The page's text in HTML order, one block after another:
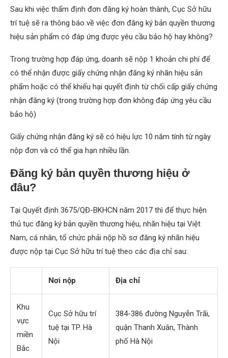
Sau khi việc thẩm định đơn đăng ký hoàn thành, Cục Sở hữu
trí tuệ sẽ ra thông báo về việc đơn đăng ký bản quyền thương
hiệu sản phẩm có đáp ứng được yêu cầu bảo hộ hay không?
Trong trường hợp đáp ứng, doanh sẽ nộp 1 khoản chi phí để
có thể nhận được giấy chứng nhận đăng ký nhãn hiệu sản
phẩm hoặc có thể khiếu hại quyết định từ chối cấp giấy chứng
nhận đăng ký (trong trường hợp đơn không đáp ứng yêu cầu
bảo hộ)
Giấy chứng nhận đăng ký sẽ có hiệu lực 10 năm tính từ ngày
nộp đơn và có thể gia hạn nhiều lần.
Đăng ký bản quyền thương hiệu ở
đâu?
Tại Quyết định 3675/QĐ-BKHCN năm 2017 thì để thực hiện
thủ tục đăng ký bản quyền thương hiệu, nhãn hiệu tại Việt
Nam, cá nhân, tổ chức phải nộp hồ sơ đăng ký nhãn hiệu
được nộp tại Cục Sở hữu trí tuệ theo các địa chỉ sau:
Nơi nộp Địa chỉ
Khu
vực
miền
Bắc
Cục Sở hữu trí
tuệ tại TP. Hà
Nội
384-386 đường Nguyễn Trãi,
quận Thanh Xuân, Thành
phố Hà Nội